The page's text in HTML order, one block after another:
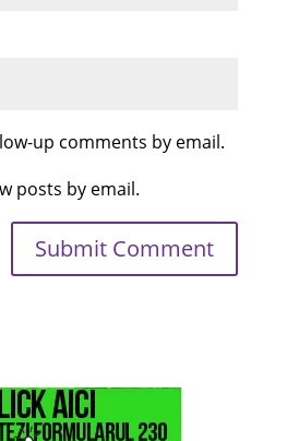
up comments by email.
posts by email.